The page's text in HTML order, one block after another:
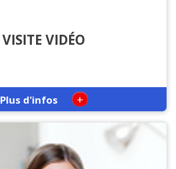
VISITE VIDÉO
Plus d'infos +